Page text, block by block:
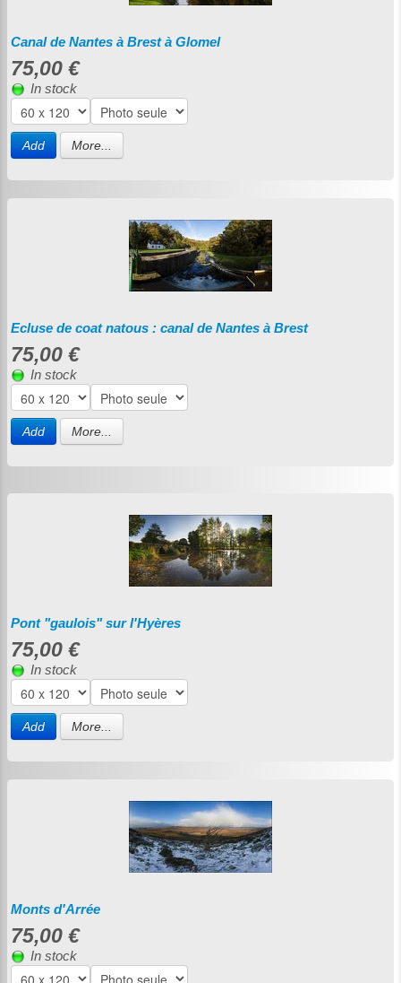
Canal de Nantes à Brest à Glomel
75,00 €
In stock
Add More...
Ecluse de coat natous : canal de Nantes à Brest
75,00 €
In stock
Add More...
Pont "gaulois" sur l'Hyères
75,00 €
In stock
Add More...
Monts d'Arrée
75,00 €
In stock